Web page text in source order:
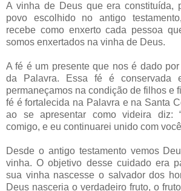
A vinha de Deus que era constituída,
povo escolhido no antigo
recebe como enxerto cada pessoa
somos enxertados na vinha de Deus.
A fé é um presente que nos é dado
da Palavra. Essa fé é conservada
permaneçamos na condição de filhos e
fé é fortalecida na Palavra e na Santa
ao se apresentar como videira diz:
comigo, e eu continuarei unido com
Desde o antigo testamento vemos
vinha. O objetivo desse cuidado era
sua vinha nascesse o salvador dos
Deus nasceria o verdadeiro fruto, o